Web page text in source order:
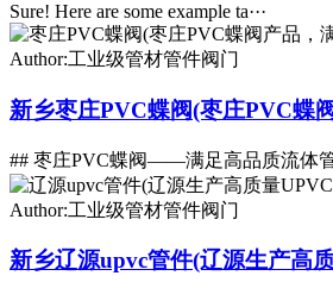
Sure! Here are some example ta···
Author:工业级管材管件阀门
新乡枣庄PVC蝶阀(枣庄PVC蝶
## 枣庄PVC蝶阀——满足高品质流体管
Author:工业级管材管件阀门
新乡辽源upvc管件(辽源生产高